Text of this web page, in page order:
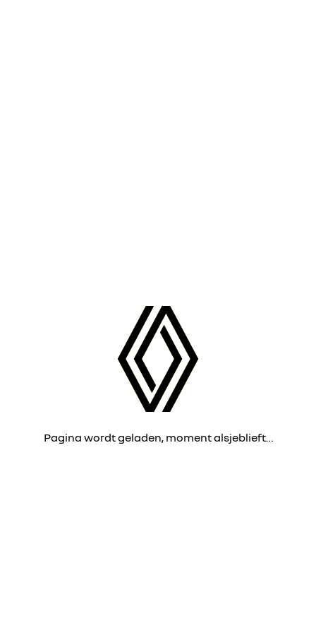
Pagina wordt geladen, moment alsjeblieft…